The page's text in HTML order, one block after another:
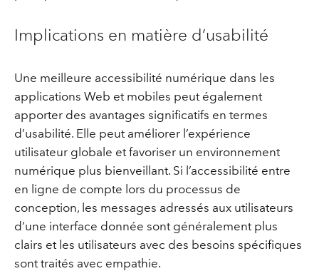
Implications en matière d’usabilité
Une meilleure accessibilité numérique dans les
applications Web et mobiles peut également
apporter des avantages significatifs en termes
d’usabilité. Elle peut améliorer l’expérience
utilisateur globale et favoriser un environnement
numérique plus bienveillant. Si l’accessibilité entre
en ligne de compte lors du processus de
conception, les messages adressés aux utilisateurs
d’une interface donnée sont généralement plus
clairs et les utilisateurs avec des besoins spécifiques
sont traités avec empathie.